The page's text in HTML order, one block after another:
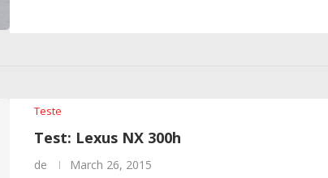
Teste
Test: Lexus NX 300h
de March 26, 2015